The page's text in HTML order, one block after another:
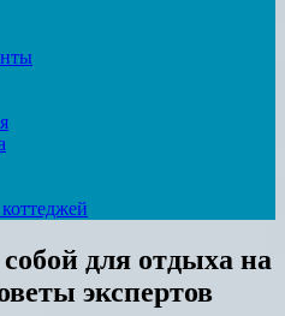
для отдыха на
экспертов